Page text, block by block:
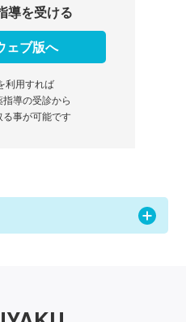
導を受ける
ェブ版へ
利用すれば
導の受診から
事が可能です